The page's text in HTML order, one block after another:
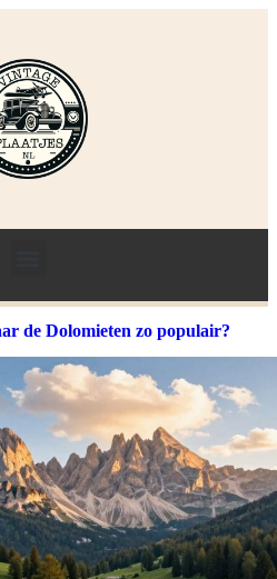
de Dolomieten zo populair?